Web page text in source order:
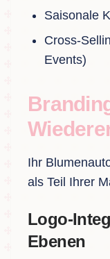
Saisonale
Cross-
Events)
Ihr
als Teil Ihrer
Logo-
Ebenen